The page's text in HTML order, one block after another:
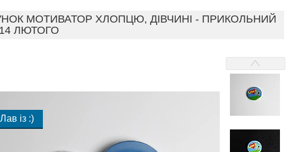
МОТИВАТОР ХЛОПЦЮ, ДІВЧИНІ - ПРИКОЛЬНИЙ
ЛЮТОГО
Лав із :)